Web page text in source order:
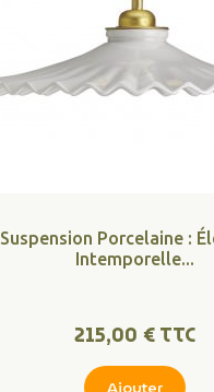
Suspension Porcelaine :
Intemporelle...
215,00 € TTC